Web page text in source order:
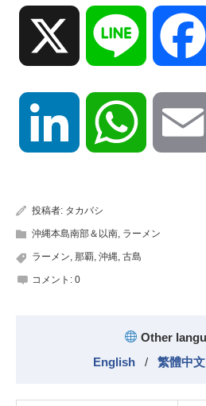
Line
LinkedIn WhatsApp
投稿者: タカバシ
沖縄本島南部＆以南 ラーメン
ラーメン 那覇 沖縄 古島
コメント: 0
Other
English
/ 繁體中文